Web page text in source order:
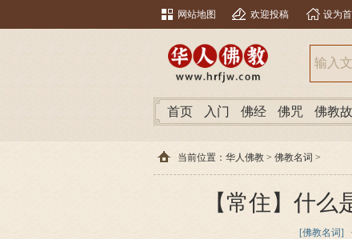
网站地图 欢迎投稿 设为
首页 入门 佛经 佛咒 佛教
当前位置： 华人佛教 > 佛教名词 >
【常住】什
[佛教名词]